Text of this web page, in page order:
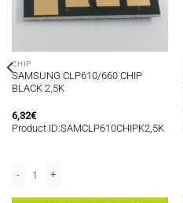
CHIP
SAMSUNG CLP610/660 CHIP
BLACK 2,5K
6,32€
Product ID:SAMCLP610CHIPK2,5K